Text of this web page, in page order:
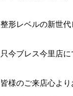
整形レベルの新世代
只今ブレス今里店
皆様のご来店心より